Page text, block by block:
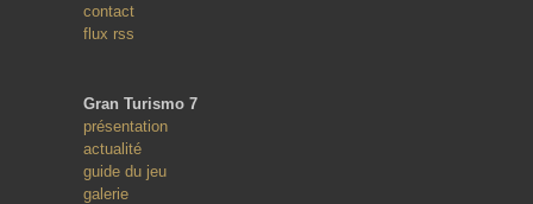
contact
flux rss
Gran Turismo 7
présentation
actualité
guide du jeu
galerie